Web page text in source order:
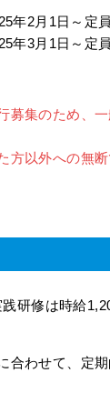
年2月1日～定
年3月1日～定
募集のため、
方以外への無
研修は時給
合わせて、定